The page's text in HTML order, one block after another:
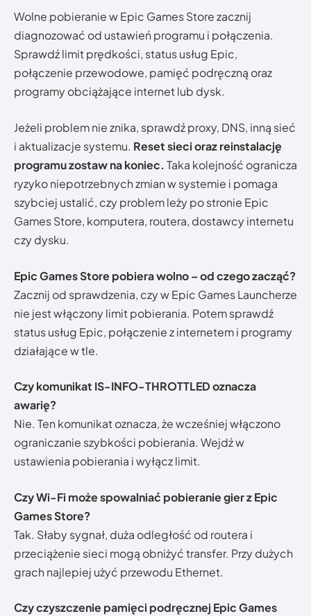
Wolne pobieranie w Epic Games Store zacznij
diagnozować od ustawień programu i połączenia.
Sprawdź limit prędkości, status usług Epic,
połączenie przewodowe, pamięć podręczną oraz
programy obciążające internet lub dysk.
Jeżeli problem nie znika, sprawdź proxy, DNS, inną sieć
i aktualizacje systemu. Reset sieci oraz reinstalację
programu zostaw na koniec. Taka kolejność ogranicza
ryzyko niepotrzebnych zmian w systemie i pomaga
szybciej ustalić, czy problem leży po stronie Epic
Games Store, komputera, routera, dostawcy internetu
czy dysku.
Epic Games Store pobiera wolno – od czego zacząć?
Zacznij od sprawdzenia, czy w Epic Games Launcherze
nie jest włączony limit pobierania. Potem sprawdź
status usług Epic, połączenie z internetem i programy
działające w tle.
Czy komunikat IS-INFO-THROTTLED oznacza
awarię?
Nie. Ten komunikat oznacza, że wcześniej włączono
ograniczanie szybkości pobierania. Wejdź w
ustawienia pobierania i wyłącz limit.
Czy Wi-Fi może spowalniać pobieranie gier z Epic
Games Store?
Tak. Słaby sygnał, duża odległość od routera i
przeciążenie sieci mogą obniżyć transfer. Przy dużych
grach najlepiej użyć przewodu Ethernet.
Czy czyszczenie pamięci podręcznej Epic Games